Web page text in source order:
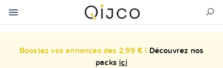
Boostez vos annonces dès 2,99 € ! Découvrez nos
packs ici